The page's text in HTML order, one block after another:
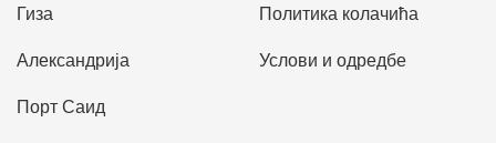
Гиза
Александрија
Порт Саид
Политика колачића
Услови и одредбе